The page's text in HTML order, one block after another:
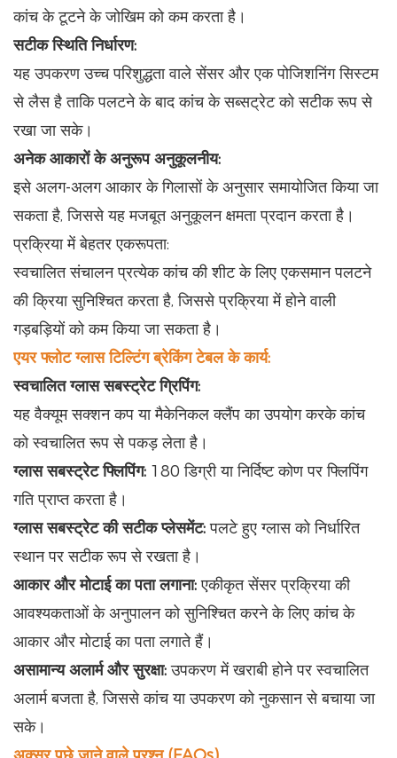
कांच के टूटने के जोखिम को कम करता है।
सटीक स्थिति निर्धारण:
यह उपकरण उच्च परिशुद्धता वाले सेंसर और एक पोजिशनिंग सिस्टम
से लैस है ताकि पलटने के बाद कांच के सब्सट्रेट को सटीक रूप से
रखा जा सके।
अनेक आकारों के अनुरूप अनुकूलनीय:
इसे अलग-अलग आकार के गिलासों के अनुसार समायोजित किया जा
सकता है, जिससे यह मजबूत अनुकूलन क्षमता प्रदान करता है।
प्रक्रिया में बेहतर एकरूपता:
स्वचालित संचालन प्रत्येक कांच की शीट के लिए एकसमान पलटने
की क्रिया सुनिश्चित करता है, जिससे प्रक्रिया में होने वाली
गड़बड़ियों को कम किया जा सकता है।
एयर फ्लोट ग्लास टिल्टिंग ब्रेकिंग टेबल के कार्य:
स्वचालित ग्लास सबस्ट्रेट ग्रिपिंग:
यह वैक्यूम सक्शन कप या मैकेनिकल क्लैंप का उपयोग करके कांच
को स्वचालित रूप से पकड़ लेता है।
ग्लास सबस्ट्रेट फ्लिपिंग: 180 डिग्री या निर्दिष्ट कोण पर फ्लिपिंग
गति प्राप्त करता है।
ग्लास सबस्ट्रेट की सटीक प्लेसमेंट:पलटे हुए ग्लास को निर्धारित
स्थान पर सटीक रूप से रखता है।
आकार और मोटाई का पता लगाना:एकीकृत सेंसर प्रक्रिया की
आवश्यकताओं के अनुपालन को सुनिश्चित करने के लिए कांच के
आकार और मोटाई का पता लगाते हैं।
असामान्य अलार्म और सुरक्षा:उपकरण में खराबी होने पर स्वचालित
अलार्म बजता है, जिससे कांच या उपकरण को नुकसान से बचाया जा
सके।